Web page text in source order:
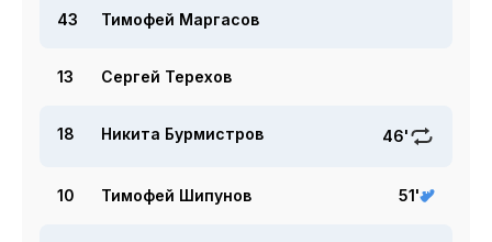
43 Тимофей Маргасов
13 Сергей Терехов
18 Никита Бурмистров 46'
10 Тимофей Шипунов 51'